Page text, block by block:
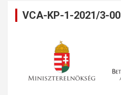
VCA-KP-1-2021/3-